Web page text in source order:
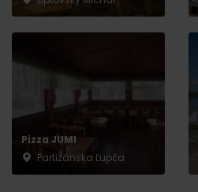
Pizza JUMI
Partizánska Ľupča
Odchod